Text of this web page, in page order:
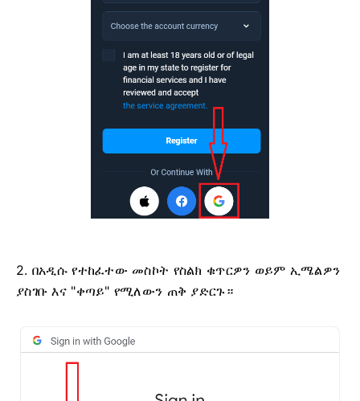
2. በአዲሱ የተከፈተው መስኮት የስልክ ቁጥርዎን ወይም ኢሜልዎን
ያስገቡ እና "ቀጣይ" የሚለውን ጠቅ ያድርጉ።